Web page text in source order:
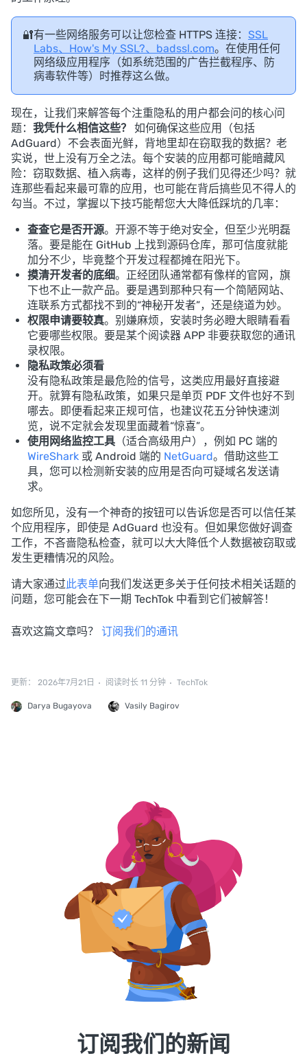
🔐有一些网络服务可以让您检查 HTTPS 连接： SSL
Labs、How's My SSL?、badssl.com。在使用任何
网络级应用程序（如系统范围的广告拦截程序、防
病毒软件等）时推荐这么做。
现在，让我们来解答每个注重隐私的用户都会问的核心问
题： 我凭什么相信这些？
如何确保这些应用（包括
AdGuard）不会表面光鲜，背地里却在窃取我的数据？老
实说，世上没有万全之法。每个安装的应用都可能暗藏风
险：窃取数据、植入病毒，这样的例子我们见得还少吗？就
连那些看起来最可靠的应用，也可能在背后搞些见不得人的
勾当。不过，掌握以下技巧能帮您大大降低踩坑的几率：
查查它是否开源。开源不等于绝对安全，但至少光明磊
落。要是能在 GitHub 上找到源码仓库，那可信度就能
加分不少，毕竟整个开发过程都摊在阳光下。
摸清开发者的底细。正经团队通常都有像样的官网，旗
下也不止一款产品。要是遇到那种只有一个简陋网站、
连联系方式都找不到的“神秘开发者”，还是绕道为妙。
权限申请要较真。别嫌麻烦，安装时务必瞪大眼睛看看
它要哪些权限。要是某个阅读器 APP 非要获取您的通讯
录权限。
隐私政策必须看
没有隐私政策是最危险的信号，这类应用最好直接避
开。就算有隐私政策，如果只是单页 PDF 文件也好不到
哪去。即便看起来正规可信，也建议花五分钟快速浏
览，说不定就会发现里面藏着“惊喜”。
使用网络监控工具 （适合高级用户），例如 PC 端的
WireShark 或 Android 端的 NetGuard。借助这些工
具，您可以检测新安装的应用是否向可疑域名发送请
求。
如您所见，没有一个神奇的按钮可以告诉您是否可以信任某
个应用程序，即使是 AdGuard 也没有。但如果您做好调查
工作，不吝啬隐私检查，就可以大大降低个人数据被窃取或
发生更糟情况的风险。
请大家通过此表单向我们发送更多关于任何技术相关话题的
问题，您可能会在下一期 TechTok 中看到它们被解答！
喜欢这篇文章吗？ 订阅我们的通讯
更新： 2026年7月21日 阅读时长 11 分钟 TechTok
Darya Bugayova Vasily Bagirov
订阅我们的新闻